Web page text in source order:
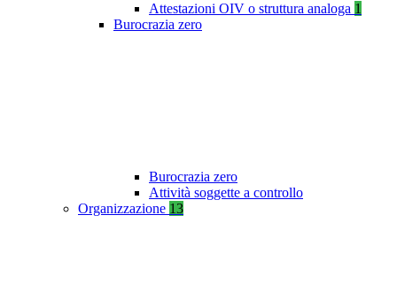
Attestazioni OIV o struttura analoga 1
Burocrazia zero
Burocrazia zero
Attività soggette a controllo
Organizzazione 13